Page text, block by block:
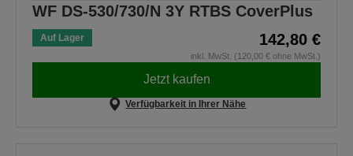
WF DS-530/730/N 3Y RTBS CoverPlus
Auf Lager 142,80 €
inkl. MwSt. (120,00 € ohne MwSt.)
Jetzt kaufen
Verfügbarkeit in Ihrer Nähe